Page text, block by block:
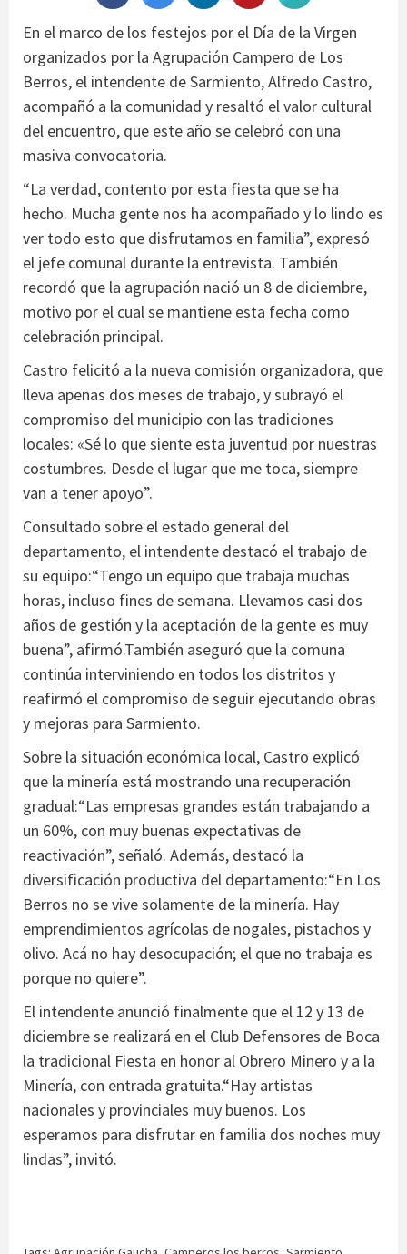
En el marco de los festejos por el Día de la Virgen
organizados por la Agrupación Campero de Los
Berros, el intendente de Sarmiento, Alfredo Castro,
acompañó a la comunidad y resaltó el valor cultural
del encuentro, que este año se celebró con una
masiva convocatoria.
“La verdad, contento por esta fiesta que se ha
hecho. Mucha gente nos ha acompañado y lo lindo es
ver todo esto que disfrutamos en familia”, expresó
el jefe comunal durante la entrevista. También
recordó que la agrupación nació un 8 de diciembre,
motivo por el cual se mantiene esta fecha como
celebración principal.
Castro felicitó a la nueva comisión organizadora, que
lleva apenas dos meses de trabajo, y subrayó el
compromiso del municipio con las tradiciones
locales: «Sé lo que siente esta juventud por nuestras
costumbres. Desde el lugar que me toca, siempre
van a tener apoyo”.
Consultado sobre el estado general del
departamento, el intendente destacó el trabajo de
su equipo:“Tengo un equipo que trabaja muchas
horas, incluso fines de semana. Llevamos casi dos
años de gestión y la aceptación de la gente es muy
buena”, afirmó.También aseguró que la comuna
continúa interviniendo en todos los distritos y
reafirmó el compromiso de seguir ejecutando obras
y mejoras para Sarmiento.
Sobre la situación económica local, Castro explicó
que la minería está mostrando una recuperación
gradual:“Las empresas grandes están trabajando a
un 60%, con muy buenas expectativas de
reactivación”, señaló. Además, destacó la
diversificación productiva del departamento:“En Los
Berros no se vive solamente de la minería. Hay
emprendimientos agrícolas de nogales, pistachos y
olivo. Acá no hay desocupación; el que no trabaja es
porque no quiere”.
El intendente anunció finalmente que el 12 y 13 de
diciembre se realizará en el Club Defensores de Boca
la tradicional Fiesta en honor al Obrero Minero y a la
Minería, con entrada gratuita.“Hay artistas
nacionales y provinciales muy buenos. Los
esperamos para disfrutar en familia dos noches muy
lindas”, invitó.